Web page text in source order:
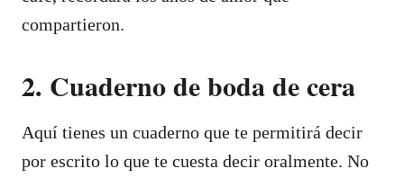
compartieron.
2. Cuaderno de boda de cera
Aquí tienes un cuaderno que te permitirá decir
por escrito lo que te cuesta decir oralmente. No